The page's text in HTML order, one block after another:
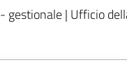
| Ufficio